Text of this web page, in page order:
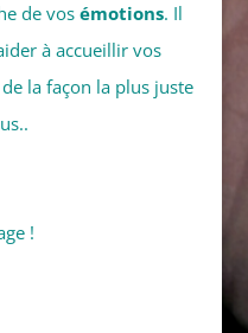
de vosémotions. Il
à accueillir vos
de la façon la plus juste
!